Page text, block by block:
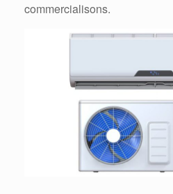
commercialisons.